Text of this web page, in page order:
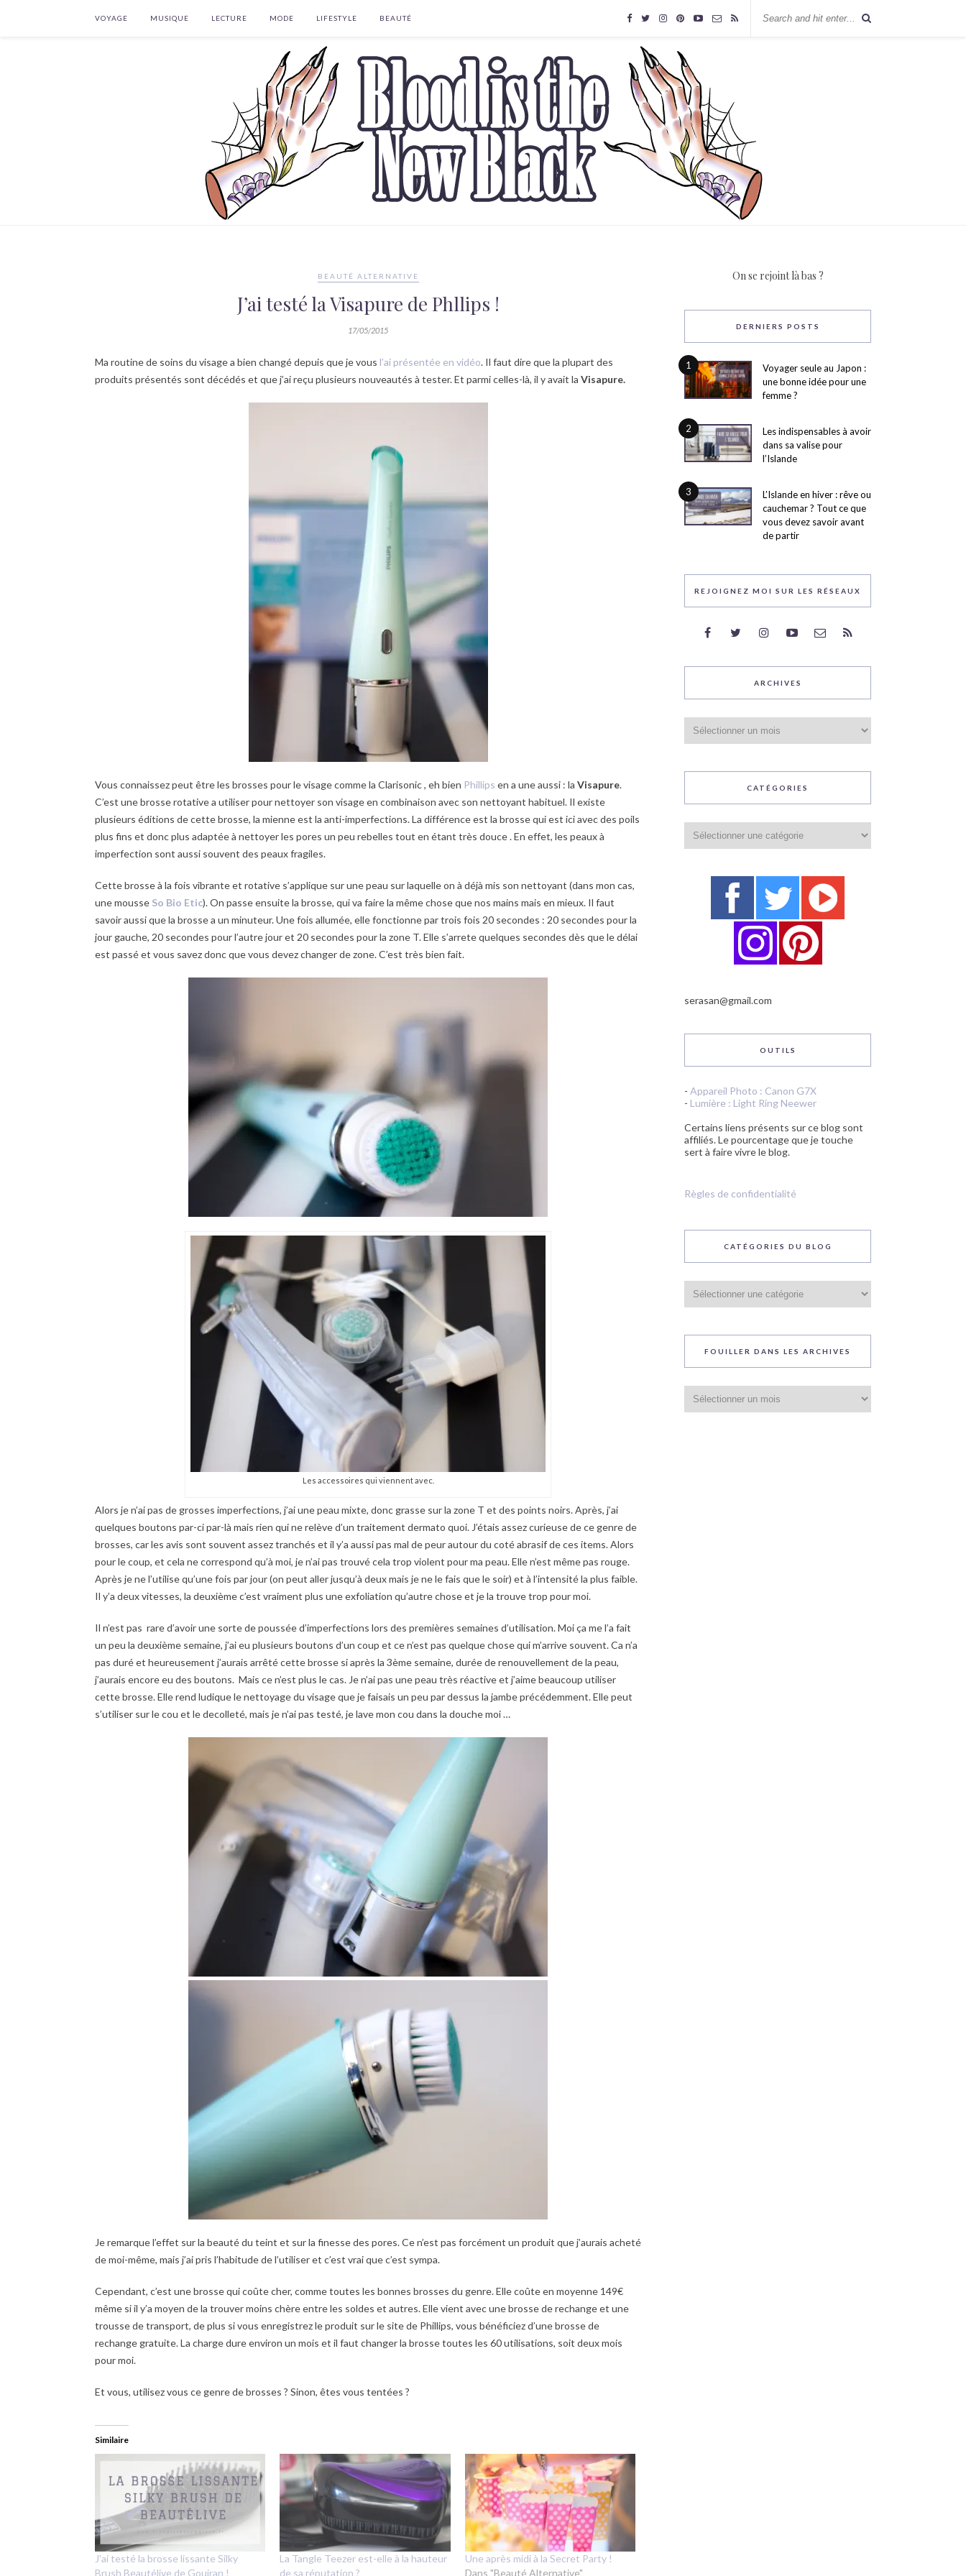
VOYAGE MUSIQUE LECTURE MODE LIFESTYLE BEAUTÉ
BEAUTÉ ALTERNATIVE
J’ai testé la Visapure de Phllips !
17/05/2015
Ma routine de soins du visage a bien changé depuis que je vous l’ai présentée en vidéo. Il faut dire que la plupart des
produits présentés sont décédés et que j’ai reçu plusieurs nouveautés à tester. Et parmi celles-là, il y avait la Visapure.
Vous connaissez peut être les brosses pour le visage comme la Clarisonic , eh bien Phillips en a une aussi : la Visapure.
C’est une brosse rotative a utiliser pour nettoyer son visage en combinaison avec son nettoyant habituel. Il existe
plusieurs éditions de cette brosse, la mienne est la anti-imperfections. La différence est la brosse qui est ici avec des poils
plus fins et donc plus adaptée à nettoyer les pores un peu rebelles tout en étant très douce . En effet, les peaux à
imperfection sont aussi souvent des peaux fragiles.
Cette brosse à la fois vibrante et rotative s’applique sur une peau sur laquelle on à déjà mis son nettoyant (dans mon cas,
une mousse So Bio Etic). On passe ensuite la brosse, qui va faire la même chose que nos mains mais en mieux. Il faut
savoir aussi que la brosse a un minuteur. Une fois allumée, elle fonctionne par trois fois 20 secondes : 20 secondes pour la
jour gauche, 20 secondes pour l’autre jour et 20 secondes pour la zone T. Elle s’arrete quelques secondes dès que le délai
est passé et vous savez donc que vous devez changer de zone. C’est très bien fait.
Les accessoires qui viennent avec.
Alors je n’ai pas de grosses imperfections, j’ai une peau mixte, donc grasse sur la zone T et des points noirs. Après, j’ai
quelques boutons par-ci par-là mais rien qui ne relève d’un traitement dermato quoi. J’étais assez curieuse de ce genre de
brosses, car les avis sont souvent assez tranchés et il y’a aussi pas mal de peur autour du coté abrasif de ces items. Alors
pour le coup, et cela ne correspond qu’à moi, je n’ai pas trouvé cela trop violent pour ma peau. Elle n’est même pas rouge.
Après je ne l’utilise qu’une fois par jour (on peut aller jusqu’à deux mais je ne le fais que le soir) et à l’intensité la plus faible.
Il y’a deux vitesses, la deuxième c’est vraiment plus une exfoliation qu’autre chose et je la trouve trop pour moi.
Il n’est pas rare d’avoir une sorte de poussée d’imperfections lors des premières semaines d’utilisation. Moi ça me l’a fait
un peu la deuxième semaine, j’ai eu plusieurs boutons d’un coup et ce n’est pas quelque chose qui m’arrive souvent. Ca n’a
pas duré et heureusement j’aurais arrêté cette brosse si après la 3ème semaine, durée de renouvellement de la peau,
j’aurais encore eu des boutons. Mais ce n’est plus le cas. Je n’ai pas une peau très réactive et j’aime beaucoup utiliser
cette brosse. Elle rend ludique le nettoyage du visage que je faisais un peu par dessus la jambe précédemment. Elle peut
s’utiliser sur le cou et le decolleté, mais je n’ai pas testé, je lave mon cou dans la douche moi …
Je remarque l’effet sur la beauté du teint et sur la finesse des pores. Ce n’est pas forcément un produit que j’aurais acheté
de moi-même, mais j’ai pris l’habitude de l’utiliser et c’est vrai que c’est sympa.
Cependant, c’est une brosse qui coûte cher, comme toutes les bonnes brosses du genre. Elle coûte en moyenne 149€
même si il y’a moyen de la trouver moins chère entre les soldes et autres. Elle vient avec une brosse de rechange et une
trousse de transport, de plus si vous enregistrez le produit sur le site de Phillips, vous bénéficiez d’une brosse de
rechange gratuite. La charge dure environ un mois et il faut changer la brosse toutes les 60 utilisations, soit deux mois
pour moi.
Et vous, utilisez vous ce genre de brosses ? Sinon, êtes vous tentées ?
Similaire
J’ai testé la brosse lissante Silky
Brush Beautélive de Gouiran !
La Tangle Teezer est-elle à la hauteur
de sa réputation ?
Une après midi à la Secret Party !
Dans "Beauté Alternative"
On se rejoint là bas ?
DERNIERS POSTS
1
Voyager seule au Japon :
une bonne idée pour une
femme ?
2
Les indispensables à avoir
dans sa valise pour
l’Islande
3
L’Islande en hiver : rêve ou
cauchemar ? Tout ce que
vous devez savoir avant
de partir
REJOIGNEZ MOI SUR LES RÉSEAUX
ARCHIVES
CATÉGORIES
serasan@gmail.com
OUTILS
- Appareil Photo : Canon G7X
- Lumière : Light Ring Neewer
Certains liens présents sur ce blog sont
affiliés. Le pourcentage que je touche
sert à faire vivre le blog.
Règles de confidentialité
CATÉGORIES DU BLOG
du
blog
FOUILLER DANS LES ARCHIVES
dans
les